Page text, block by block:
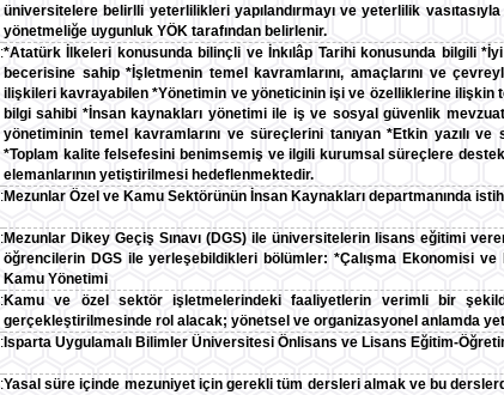
üniversitelere belirlli yeterlilikleri yapılandırmayı ve yeterlilik
yönetmeliğe uygunluk YÖK tarafından belirlenir.
:*Atatürk İlkeleri konusunda bilinçli ve İnkılâp Tarihi konusunda bilgili
becerisine sahip *İşletmenin temel kavramlarını, amaçlarını ve
ilişkileri kavrayabilen *Yönetimin ve yöneticinin işi ve özelliklerine ilişkin
bilgi sahibi *İnsan kaynakları yönetimi ile iş ve sosyal güvenlik
yönetiminin temel kavramlarını ve süreçlerini tanıyan *Etkin yazılı
*Toplam kalite felsefesini benimsemiş ve ilgili kurumsal süreçlere
elemanlarının yetiştirilmesi hedeflenmektedir.
:Mezunlar Özel ve Kamu Sektörünün İnsan Kaynakları departmanında
:Mezunlar Dikey Geçiş Sınavı (DGS) ile üniversitelerin lisans eğitimi
öğrencilerin DGS ile yerleşebildikleri bölümler: *Çalışma Ekonomisi
Kamu Yönetimi
:Kamu ve özel sektör işletmelerindeki faaliyetlerin verimli bir
gerçekleştirilmesinde rol alacak; yönetsel ve organizasyonel anlamda
: Isparta Uygulamalı Bilimler Üniversitesi Önlisans ve Lisans Eğitim-
:Yasal süre içinde mezuniyet için gerekli tüm dersleri almak ve bu